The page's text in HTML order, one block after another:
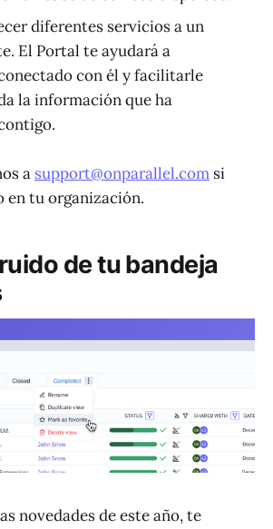
diferentes servicios a un
El Portal te ayudará a
con él y facilitarle
la información que ha
a support@onparallel.com si
en tu organización.
de tu bandeja
novedades de este año, te